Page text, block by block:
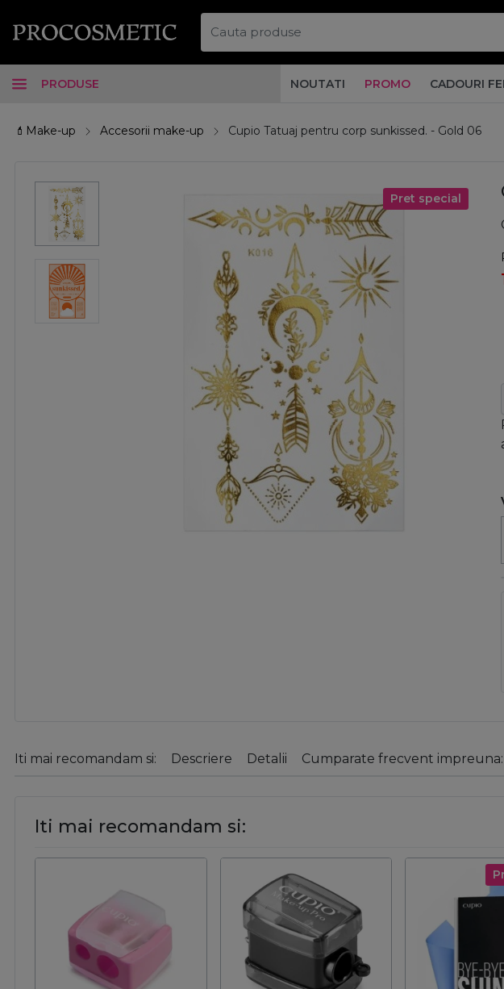
PRODUSE NOUTATI PROMO CADOURI
💄Make-up Accesorii make-up Cupio Tatuaj pentru corp sunkissed. - Gold 06
Pret special
Iti mai recomandam si: Descriere Detalii Cumparate frecvent impreuna:
Iti mai recomandam si: